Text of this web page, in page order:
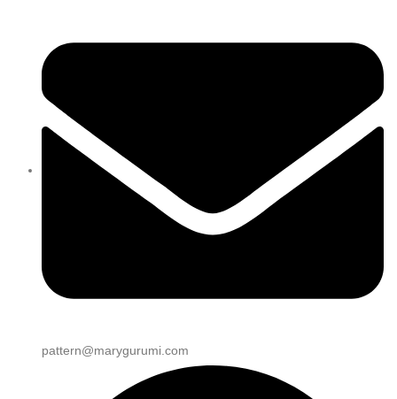
pattern@marygurumi.com